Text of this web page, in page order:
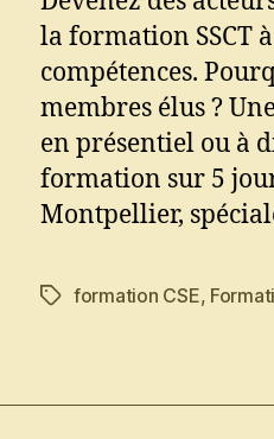
la formation SSCT
compétences.
membres élus ?
en présentiel ou à
formation sur 5
Montpellier,
Étiquettes
formation CSE,